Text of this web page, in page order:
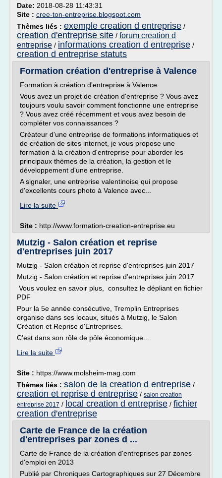
Date: 2018-08-28 11:43:31
Site : cree-ton-entreprise.blogspot.com
Thèmes liés : exemple creation d entreprise /
creation d'entreprise site / forum creation d
entreprise / informations creation d entreprise /
creation d entreprise statuts
Formation création d'entreprise à Valence
Formation à création d'entreprise à Valence
Vous avez un projet de création d'entreprise ? Vous avez
toujours voulu savoir comment fonctionne une entreprise
? Vous avez créé récemment et vous avez besoin de
compléter vos connaissances ?
Créateur d'une entreprise de formations informatiques et
de création de sites internet, je vous propose une
formation à la création d'entreprise pour aborder les
principaux thèmes de la création, la gestion et le
développement d'une entreprise.
A signaler, une entreprise valentinoise qui propose
d'excellents cours photo à Valence avec...
Lire la suite
Site : http://www.formation-creation-entreprise.eu
Mutzig - Salon création et reprise
d'entreprises juin 2017
Mutzig - Salon création et reprise d'entreprises juin 2017
Mutzig - Salon création et reprise d'entreprises juin 2017
Vous voulez en savoir plus, consultez le dépliant en fichier
PDF
Pour la 5e année consécutive, Tremplin Entreprises
organise dans ses locaux, situés à Mutzig, le Salon
Création et Reprise d'Entreprises.
C'est dans son rôle de pôle économique...
Lire la suite
Site : https://www.molsheim-mag.com
Thèmes liés : salon de la creation d entreprise /
creation et reprise d entreprise / salon creation
entreprise 2017 / local creation d entreprise / fichier
creation d'entreprise
Carte de France de la création
d'entreprises par zones d ...
Carte de France de la création d'entreprises par zones
d'emploi en 2013
Publié par Chroniques Cartographiques sur 27 Décembre